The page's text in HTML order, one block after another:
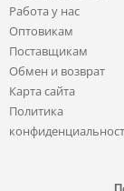
Работа у нас
Оптовикам
Поставщикам
Обмен и возврат
Карта сайта
Политика